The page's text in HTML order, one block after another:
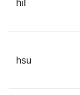
hsu